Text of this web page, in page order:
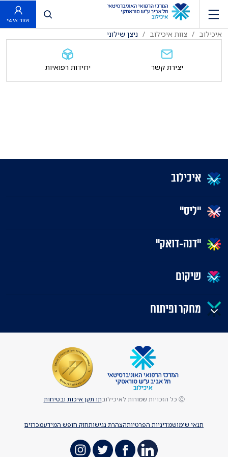
פתח חיפוש
אזור אישי
איכילוב צוות איכילוב ניצן שילוני
יצירת קשר יחידות רפואיות
איכילוב
"ליס"
"דנה-דואק"
שיקום
מחקר ופיתוח
תנאי שימושמדיניות הפרטיותהצהרת נגישותחוק חופש המידעמכרזים
Ⓒ כל הזכויות שמורות לאיכילוב תו תקן איכות ובטיחות